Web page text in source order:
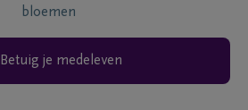
bloemen
Betuig je medeleven